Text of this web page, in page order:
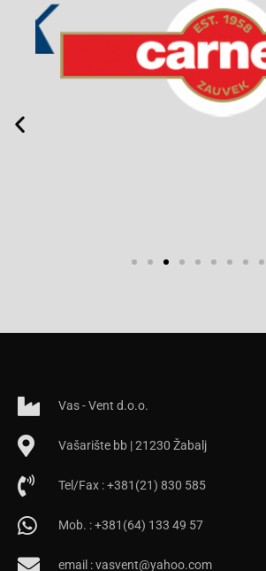
Vas - Vent d.o.o.
Vašarište bb | 21230 Žabalj
Tel/Fax : +381(21) 830 585
Mob. : +381(64) 133 49 57
email : vasvent@yahoo.com